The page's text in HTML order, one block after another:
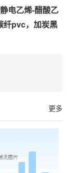
电乙烯-醋酸乙
纤pvc，加炭黑
更多